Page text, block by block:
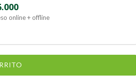
online + offline